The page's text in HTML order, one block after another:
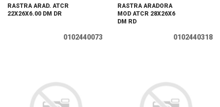
RASTRA ARAD. ATCR
22X26X6.00 DM DR
0102440073
RASTRA ARADORA
MOD ATCR 28X26X6
DM RD
0102440318